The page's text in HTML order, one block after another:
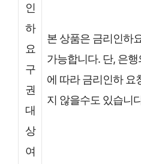
인
하
요
구
권
대
상
여
본 상품은 금리인하
가능합니다. 단, 은
에 따라 금리인하 요
지 않을수도 있습니